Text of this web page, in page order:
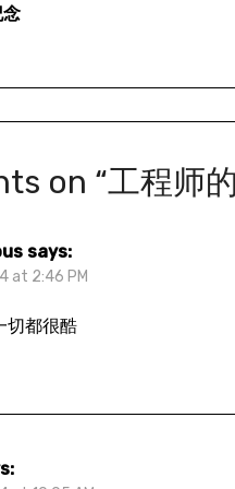
on “工程师
says:
at 2:46 PM
切都很酷